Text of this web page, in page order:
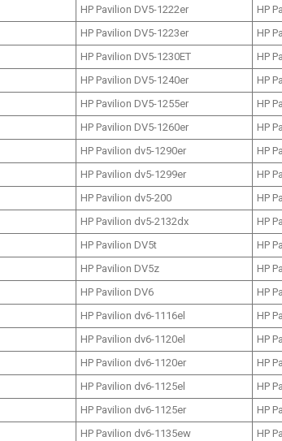
HP Pavilion DV5-1222er HP
HP Pavilion DV5-1223er HP
HP Pavilion DV5-1230ET HP
HP Pavilion DV5-1240er HP
HP Pavilion DV5-1255er HP
HP Pavilion DV5-1260er HP
HP Pavilion dv5-1290er HP
HP Pavilion dv5-1299er HP
HP Pavilion dv5-200 HP
HP Pavilion dv5-2132dx HP
HP Pavilion DV5t HP
HP Pavilion DV5z HP
HP Pavilion DV6 HP
HP Pavilion dv6-1116el HP
HP Pavilion dv6-1120el HP
HP Pavilion dv6-1120er HP
HP Pavilion dv6-1125el HP
HP Pavilion dv6-1125er HP
HP Pavilion dv6-1135ew HP